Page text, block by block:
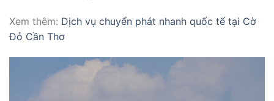
Xem thêm: Dịch vụ chuyển phát nhanh quốc tế tại Cờ
Đỏ Cần Thơ